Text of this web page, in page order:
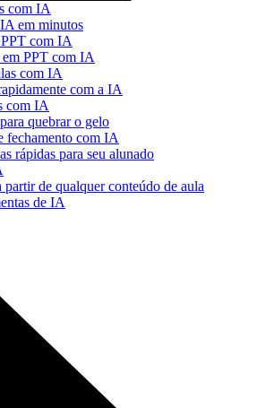
com IA
em minutos
com IA
PPT com IA
com IA
com a IA
com IA
quebrar o gelo
fechamento com IA
rápidas para seu alunado
partir de qualquer conteúdo de aula
de IA